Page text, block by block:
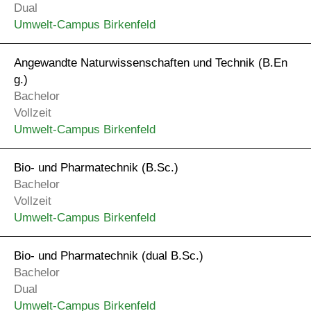
Dual
Umwelt-Campus Birkenfeld
Angewandte Naturwissenschaften und Technik (B.En
g.)
Bachelor
Vollzeit
Umwelt-Campus Birkenfeld
Bio- und Pharmatechnik (B.Sc.)
Bachelor
Vollzeit
Umwelt-Campus Birkenfeld
Bio- und Pharmatechnik (dual B.Sc.)
Bachelor
Dual
Umwelt-Campus Birkenfeld